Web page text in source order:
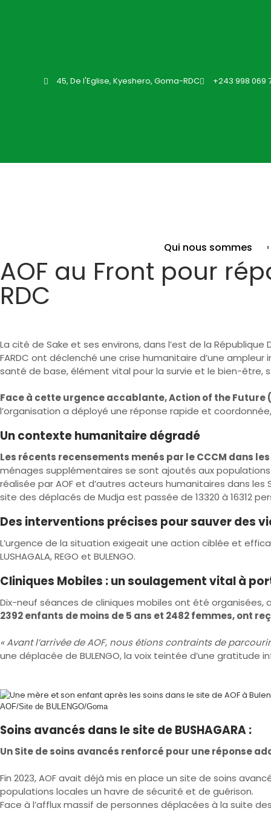
45, De l'Eglise, Kyeshero, Goma-RDC +243 998 069
Qui nous sommes
AOF au Front pour
RDC
La cité de Sake et ses environs, dans l’est de la
FARDC ont déclenché une crise humanitaire d’une
santé de base, élément vital pour la survie et le bien-être,
Face à cette urgence accablante, Action of the Future
l’organisation a déployé une réponse rapide et
Un contexte humanitaire dégradé
Les récents recensements menés par le CCCM dans
ménages supplémentaires se sont ajoutés aux
réalisée par AOF et d’autres acteurs humanitaires dans
site des déplacés de Mudja est passée de 13320 à 16312
Des interventions précises pour sauver des
L’urgence de la situation exigeait une action ciblée et
LUSHAGALA, REGO et BULENGO.
Cliniques Mobiles : un soulagement vital à
Dix-neuf séances de cliniques mobiles ont été
2392 enfants de moins de 5 ans et 2482 femmes, ont
« Avant l’arrivée de AOF, nous étions contraints de
une déplacée de BULENGO, la voix teintée d’une gratitude
AOF/Site de BULENGO/Goma
Soins avancés dans le site de BUSHAGARA :
Un Site de soins avancés renforcé pour une réponse
Fin 2023, AOF avait déjà mis en place un site de soins
populations locales un havre de sécurité et de guérison.
Face à l’afflux massif de personnes déplacées à la suite